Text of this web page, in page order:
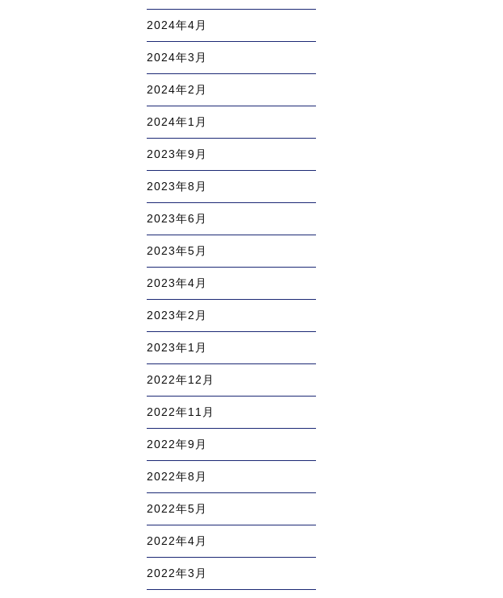
2024年4月
2024年3月
2024年2月
2024年1月
2023年9月
2023年8月
2023年6月
2023年5月
2023年4月
2023年2月
2023年1月
2022年12月
2022年11月
2022年9月
2022年8月
2022年5月
2022年4月
2022年3月